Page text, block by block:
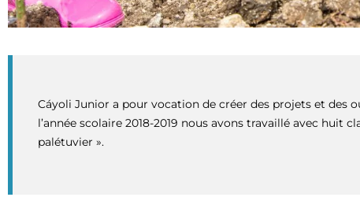
Cáyoli Junior a pour vocation de créer des projets et des
l’année scolaire 2018-2019 nous avons travaillé avec huit
palétuvier ».